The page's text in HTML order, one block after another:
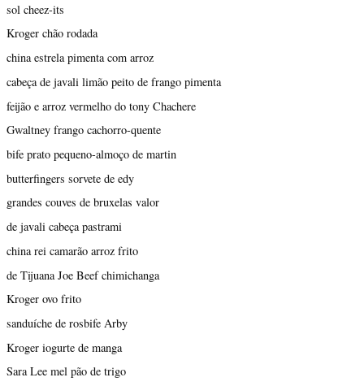
sol cheez-its
Kroger chão rodada
china estrela pimenta com arroz
cabeça de javali limão peito de frango pimenta
feijão e arroz vermelho do tony Chachere
Gwaltney frango cachorro-quente
bife prato pequeno-almoço de martin
butterfingers sorvete de edy
grandes couves de bruxelas valor
de javali cabeça pastrami
china rei camarão arroz frito
de Tijuana Joe Beef chimichanga
Kroger ovo frito
sanduíche de rosbife Arby
Kroger iogurte de manga
Sara Lee mel pão de trigo